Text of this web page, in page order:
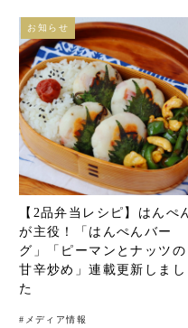
【2品弁当レシピ】はんぺ
が主役！「はんぺんバー
グ」「ピーマンとナッツの
甘辛炒め」連載更新しまし
た
# メディア情報
お知らせ